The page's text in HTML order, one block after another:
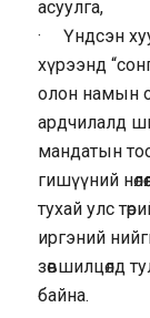
асуулга,
· Үндсэн
хүрээнд
олон намын
ардчилалд
мандатын
гишүүний
тухай улс
иргэний
зөвшилцөлд
байна.